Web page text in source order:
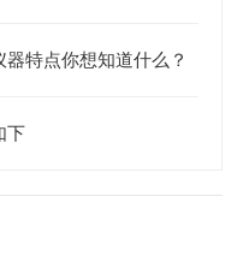
特点你想知道什么？
下